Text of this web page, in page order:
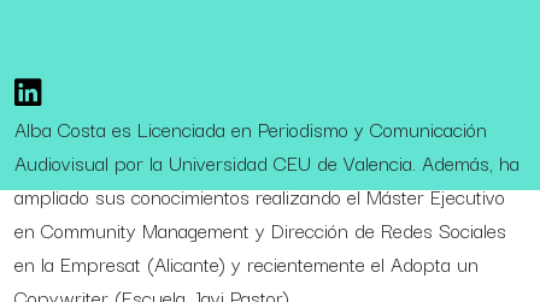
Alba Costa es Licenciada en Periodismo y Comunicación
Audiovisual por la Universidad CEU de Valencia. Además, ha
ampliado sus conocimientos realizando el Máster Ejecutivo
en Community Management y Dirección de Redes Sociales
en la Empresat (Alicante) y recientemente el Adopta un